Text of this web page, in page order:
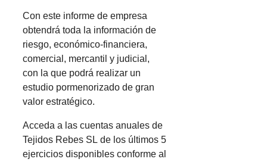
Con este informe de empresa
obtendrá toda la información de
riesgo, económico-financiera,
comercial, mercantil y judicial,
con la que podrá realizar un
estudio pormenorizado de gran
valor estratégico.
Acceda a las cuentas anuales de
Tejidos Rebes SL de los últimos 5
ejercicios disponibles conforme al